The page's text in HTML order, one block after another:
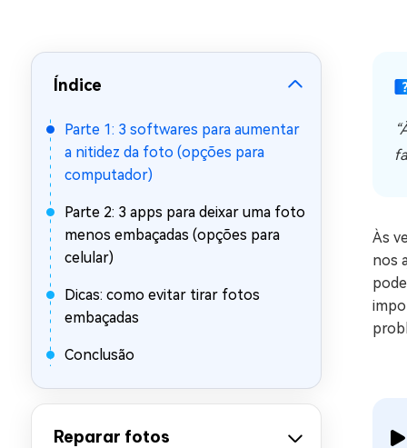
Índice
Parte 1: 3 softwares para aumentar
a nitidez da foto (opções para
computador)
Parte 2: 3 apps para deixar uma foto
menos embaçadas (opções para
celular)
Dicas: como evitar tirar fotos
embaçadas
Conclusão
Reparar fotos
Às
nos